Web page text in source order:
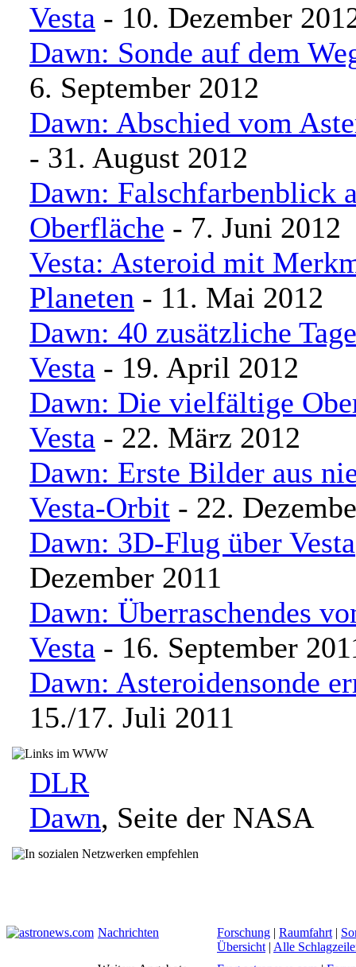
Vesta - 10. Dezember
Dawn: Sonde auf dem
6. September 2012
Dawn: Abschied vom
- 31. August 2012
Dawn: Falschfarbenblick
Oberfläche - 7. Juni 2012
Vesta: Asteroid mit
Planeten - 11. Mai 2012
Dawn: 40 zusätzliche
Vesta - 19. April 2012
Dawn: Die vielfältige
Vesta - 22. März 2012
Dawn: Erste Bilder aus
Vesta-Orbit - 22.
Dawn: 3D-Flug über Vesta
Dezember 2011
Dawn: Überraschendes
Vesta - 16. September
Dawn: Asteroidensonde
15./17. Juli 2011
DLR
Dawn, Seite der NASA
Nachrichten Forschung | Raumfahrt |
Übersicht | Alle